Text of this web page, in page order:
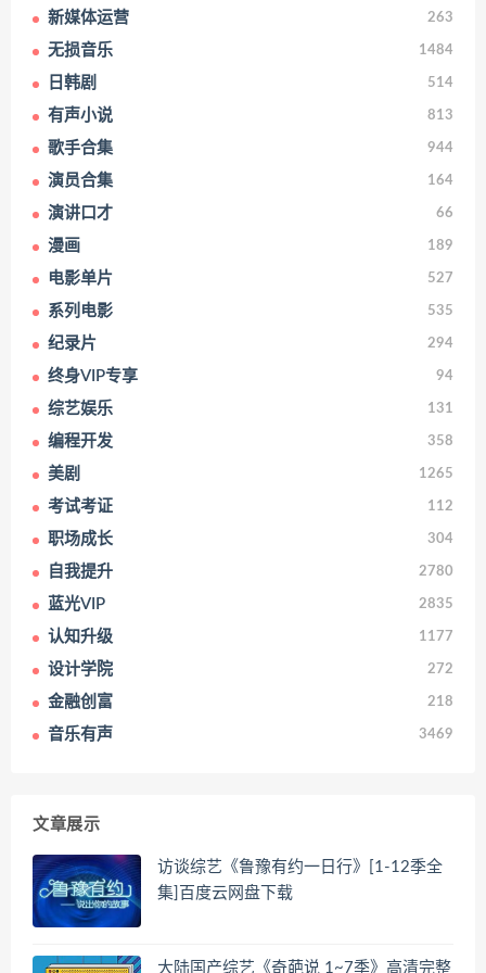
新媒体运营 263
无损音乐 1484
日韩剧 514
有声小说 813
歌手合集 944
演员合集 164
演讲口才 66
漫画 189
电影单片 527
系列电影 535
纪录片 294
终身VIP专享 94
综艺娱乐 131
编程开发 358
美剧 1265
考试考证 112
职场成长 304
自我提升 2780
蓝光VIP 2835
认知升级 1177
设计学院 272
金融创富 218
音乐有声 3469
文章展示
访谈综艺《鲁豫有约一日行》[1-12季全
集]百度云网盘下载
大陆国产综艺《奇葩说 1~7季》高清完整